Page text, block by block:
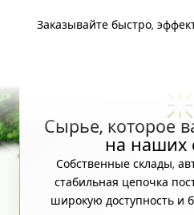
Заказывайте быстро,
Сырье, которое
на наших
Собственные склады,
стабильная цепочка
широкую доступность и